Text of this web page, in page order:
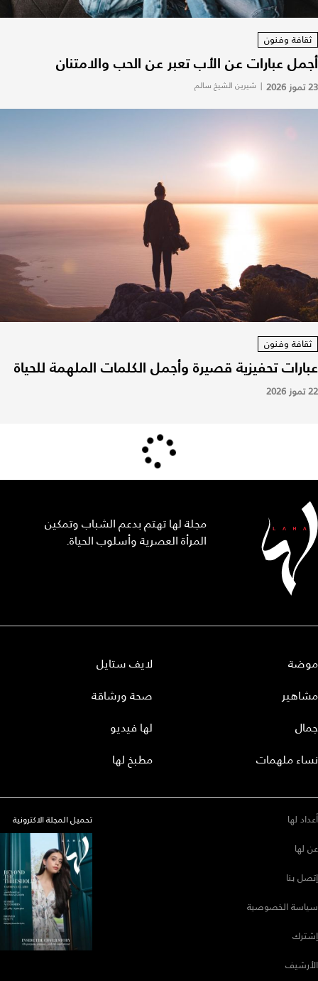
ثقافة وفنون
أجمل عبارات عن الأب تعبر عن الحب والامتنان
23 تموز 2026 | شيرين الشيخ سالم
ثقافة وفنون
عبارات تحفيزية قصيرة وأجمل الكلمات الملهمة للحياة
22 تموز 2026
مجلة لها تهتم بدعم الشباب وتمكين
المرأة العصرية وأسلوب الحياة.
موضة
مشاهير
جمال
نساء ملهمات
لايف ستايل
صحة ورشاقة
لها فيديو
مطبخ لها
أعداد لها
عن لها
إتصل بنا
سياسة الخصوصية
إشترك
الأرشيف
تحميل المجلة الاكترونية